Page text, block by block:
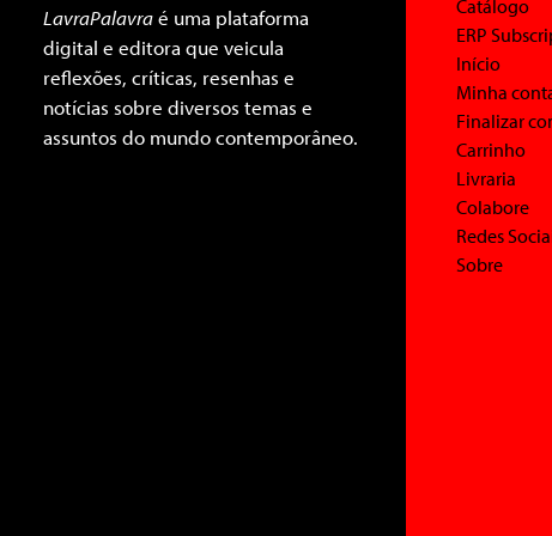
LavraPalavraé uma plataforma
digital e editora que veicula
reflexões, críticas, resenhas e
notícias sobre diversos temas e
assuntos do mundo contemporâneo.
Catálogo
ERP
Início
Minha
Finalizar
Carrinho
Livraria
Colabore
Redes
Sobre